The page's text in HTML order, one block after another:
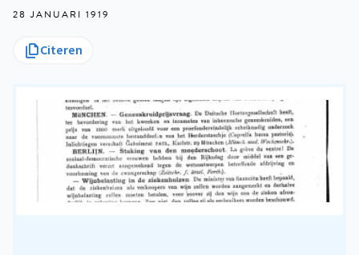
28 JANUARI 1919
Citeren